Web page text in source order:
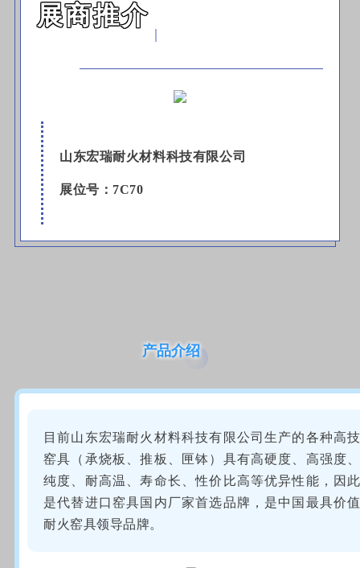
展商推介
山东宏瑞耐火材料科技有限公司
展位号： 7C70
产品介绍
目前山东宏瑞耐火材料科技有限公司生产的各种高
窑具（承烧板、推板、匣钵）具有高硬度、高强度
纯度、耐高温、寿命长、性价比高等优异性能，因
是代替进口窑具国内厂家首选品牌，是中国最具价
耐火窑具领导品牌。